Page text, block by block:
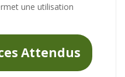
une utilisation
Attendus